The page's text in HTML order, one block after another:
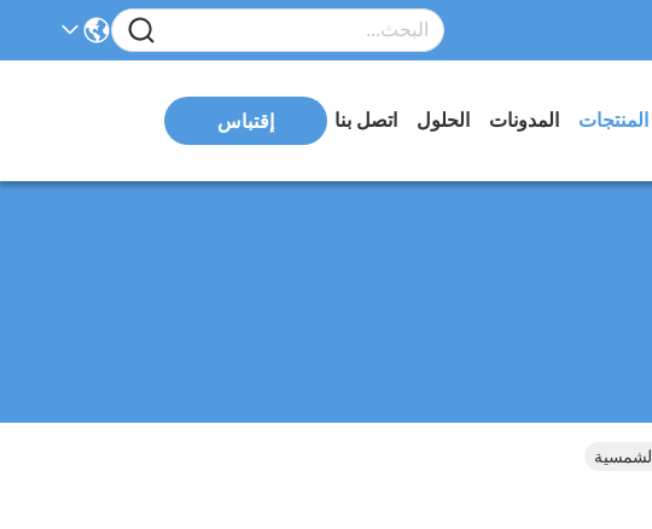
المنتجات المدونات الحلول اتصل بنا إقتباس